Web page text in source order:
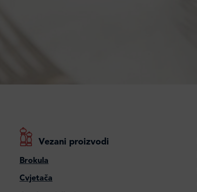
Vezani proizvodi
Brokula
Cvjetača